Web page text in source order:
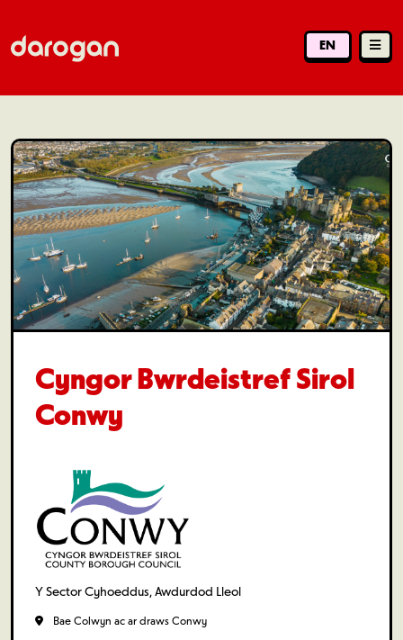
EN
Cyngor Bwrdeistref Sirol
Conwy
Y Sector Cyhoeddus, Awdurdod Lleol
Bae Colwyn ac ar draws Conwy